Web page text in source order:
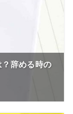
辞める時の